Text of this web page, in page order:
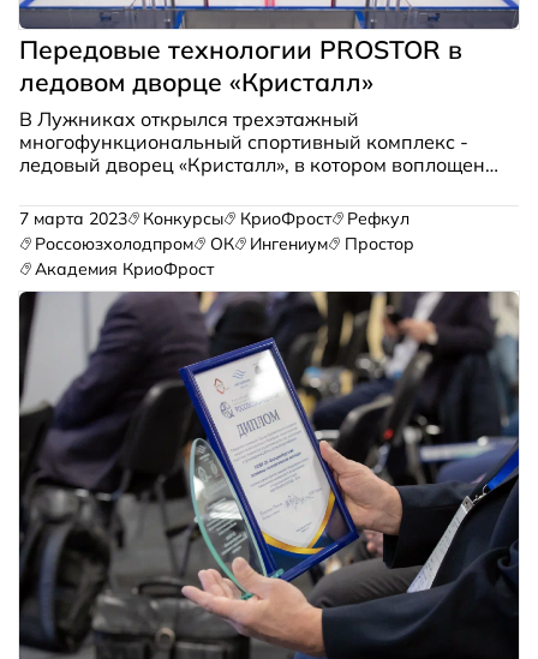
Передовые технологии PROSTOR в
ледовом дворце «Кристалл»
В Лужниках открылся трехэтажный
многофункциональный спортивный комплекс -
ледовый дворец «Кристалл», в котором воплощены
включает в себя две хоккейные арены 60х28м.
7 марта 2023 Конкурсы КриоФрост
Рефкул
Россоюзхолодпром
ОК Ингениум
Простор
Академия КриоФрост